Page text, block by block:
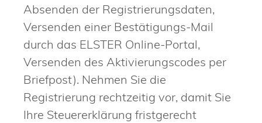
Absenden der Registrierungsdaten,
Versenden einer Bestätigungs-Mail
durch das ELSTER Online-Portal,
Versenden des Aktivierungscodes per
Briefpost). Nehmen Sie die
Registrierung rechtzeitig vor, damit Sie
Ihre Steuererklärung fristgerecht